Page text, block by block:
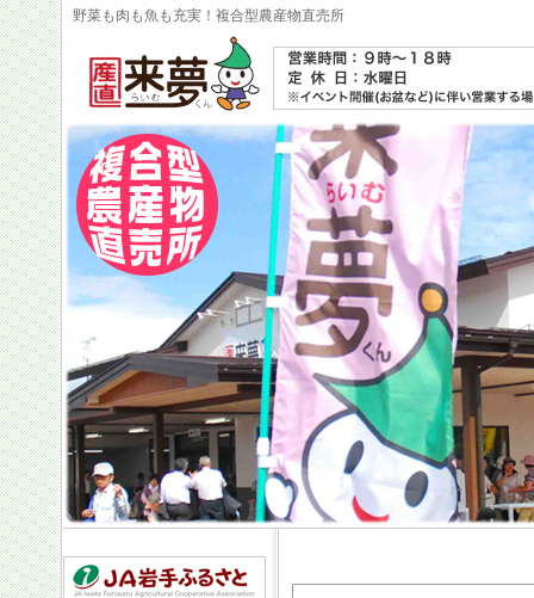
野菜も肉も魚も充実！複合型農産物直売所